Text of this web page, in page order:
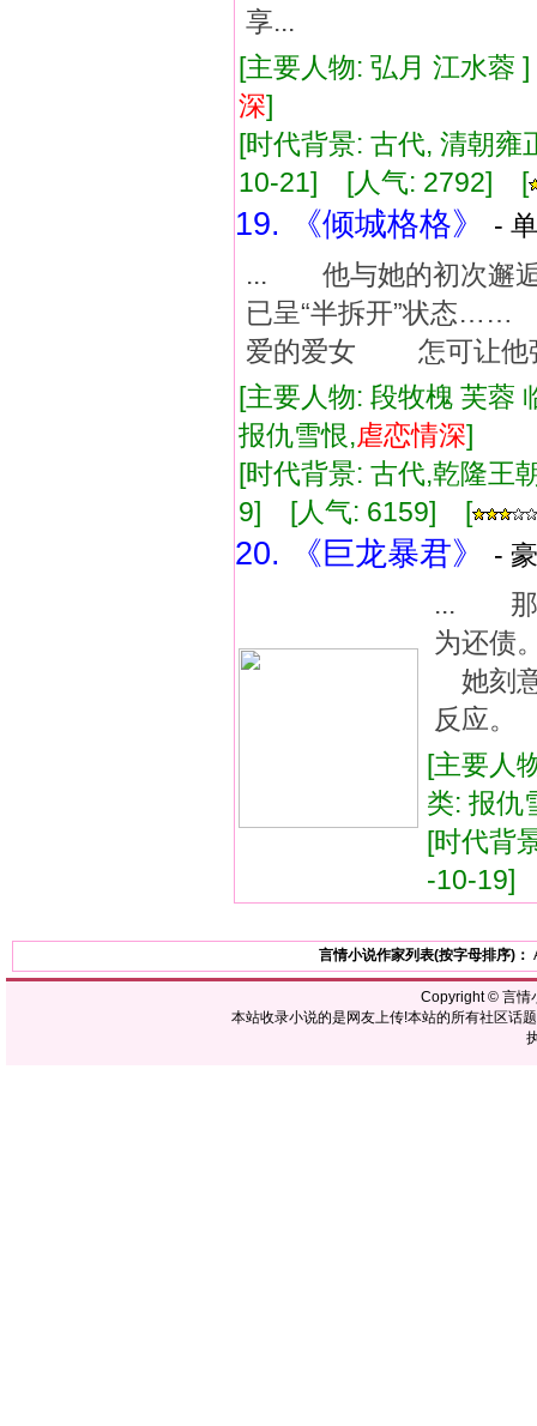
享...
[主要人物: 弘月 江水
深]
[时代背景: 古代, 清朝
10-21] [人气: 2792] [
19. 《倾城格格》
-
... 他与她的初次邂
已呈“半拆开”状态
爱的爱女 怎可让他
[主要人物: 段牧槐 芙
报仇雪恨,虐恋情深]
[时代背景: 古代,乾隆
9] [人气: 6159] [
20. 《巨龙暴君》
-
... 那个
为还
她刻
反应。
[主要人
类: 报仇
[时代背
-10-19]
言情小说作家列表(按字母排序)：
Copyright © 言情
本站收录小说的是网友上传!本站的所有社区话